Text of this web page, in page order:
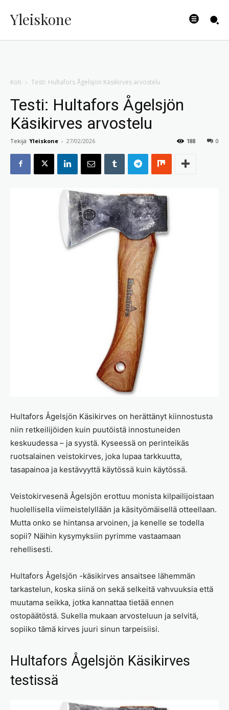
Yleiskone
Koti Testi: Hultafors Ågelsjön Käsikirves arvostelu
Testi: Hultafors Ågelsjön
Käsikirves arvostelu
Tekijä Yleiskone - 27/02/2026 0
188
Hultafors Ågelsjön Käsikirves on herättänyt kiinnostusta
niin retkeilijöiden kuin puutöistä innostuneiden
keskuudessa – ja syystä. Kyseessä on perinteikäs
ruotsalainen veistokirves, joka lupaa tarkkuutta,
tasapainoa ja kestävyyttä käytössä kuin käytössä.
Veistokirvesenä Ågelsjön erottuu monista kilpailijoistaan
huolellisella viimeistelyllään ja käsityömäisellä otteellaan.
Mutta onko se hintansa arvoinen, ja kenelle se todella
sopii? Näihin kysymyksiin pyrimme vastaamaan
rehellisesti.
Hultafors Ågelsjön -käsikirves ansaitsee lähemmän
tarkastelun, koska siinä on sekä selkeitä vahvuuksia että
muutama seikka, jotka kannattaa tietää ennen
ostopäätöstä. Sukella mukaan arvosteluun ja selvitä,
sopiiko tämä kirves juuri sinun tarpeisiisi.
Hultafors Ågelsjön Käsikirves
testissä